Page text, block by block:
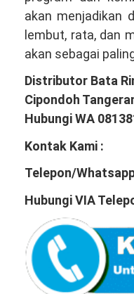
akan menjadikan
lembut, rata, dan
akan sebagai
Distributor Bata
Cipondoh
Hubungi WA
Kontak Kami :
Telepon/
Hubungi VIA